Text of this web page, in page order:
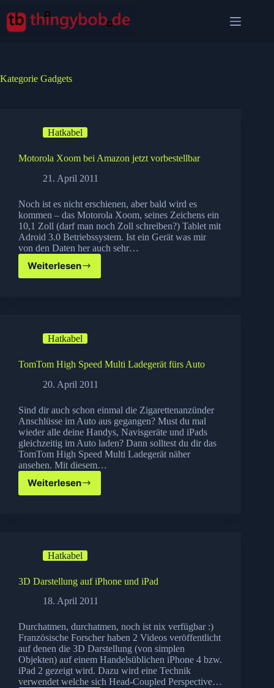
Inhalt
springen
Kategorie Gadgets
Hatkabel
Motorola Xoom bei Amazon jetzt vorbestellbar
21. April 2011
Noch ist es nicht erschienen, aber bald wird es
kommen – das Motorola Xoom, seines Zeichens ein
10,1 Zoll (darf man noch Zoll schreiben?) Tablet mit
Adroid 3.0 Betriebssystem. Ist ein Gerät was mir
von den Daten her auch sehr…
Weiterlesen
Motorola
Hatkabel
TomTom High Speed Multi Ladegerät fürs Auto
20. April 2011
Sind dir auch schon einmal die Zigarettenanzünder
Anschlüsse im Auto aus gegangen? Must du mal
wieder alle deine Handys, Navisgeräte und iPads
gleichzeitig im Auto laden? Dann solltest du dir das
TomTom High Speed Multi Ladegerät näher
ansehen. Mit diesem…
Weiterlesen
TomTom
High
Auto
Hatkabel
3D Darstellung auf iPhone und iPad
18. April 2011
Durchatmen, durchatmen, noch ist nix verfügbar :)
Französische Forscher haben 2 Videos veröffentlicht
auf denen die 3D Darstellung (von simplen
Objekten) auf einem Handelsüblichen iPhone 4 bzw.
iPad 2 gezeigt wird. Dazu wird eine Technik
verwendet welche sich Head-Coupled Perspective…